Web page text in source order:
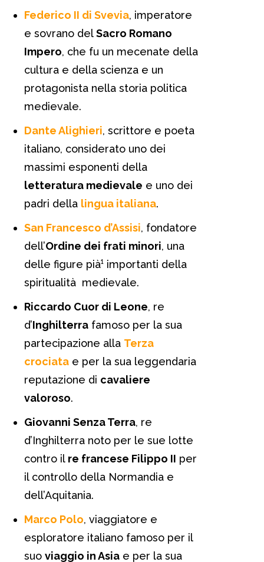
Federico II di Svevia, imperatore
e sovrano delSacro Romano
Impero, che fu un mecenate della
cultura e della scienza e un
protagonista nella storia politica
medievale.
Dante Alighieri, scrittore e poeta
italiano, considerato uno dei
massimi esponenti della
letteratura medievale e uno dei
padri della lingua italiana.
San Francesco d’Assisi, fondatore
dell’Ordine dei frati minori, una
delle figure pià¹ importanti della
spiritualità medievale.
Riccardo Cuor di Leone, re
d’Inghilterra famoso per la sua
partecipazione alla Terza
crociata e per la sua leggendaria
reputazione di cavaliere
valoroso.
Giovanni Senza Terra, re
d’Inghilterra noto per le sue lotte
contro il re francese Filippo II per
il controllo della Normandia e
dell’Aquitania.
Marco Polo, viaggiatore e
esploratore italiano famoso per il
suo viaggio in Asia e per la sua